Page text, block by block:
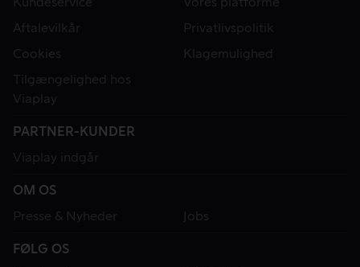
Aftalevilkår
Privatlivspolitik
Cookies
Klagemulighed
Tilgængelighed hos
Viaplay
PARTNER-KUNDER
Viaplay indgår
OM OS
Presse & Nyheder
Jobs
FØLG OS